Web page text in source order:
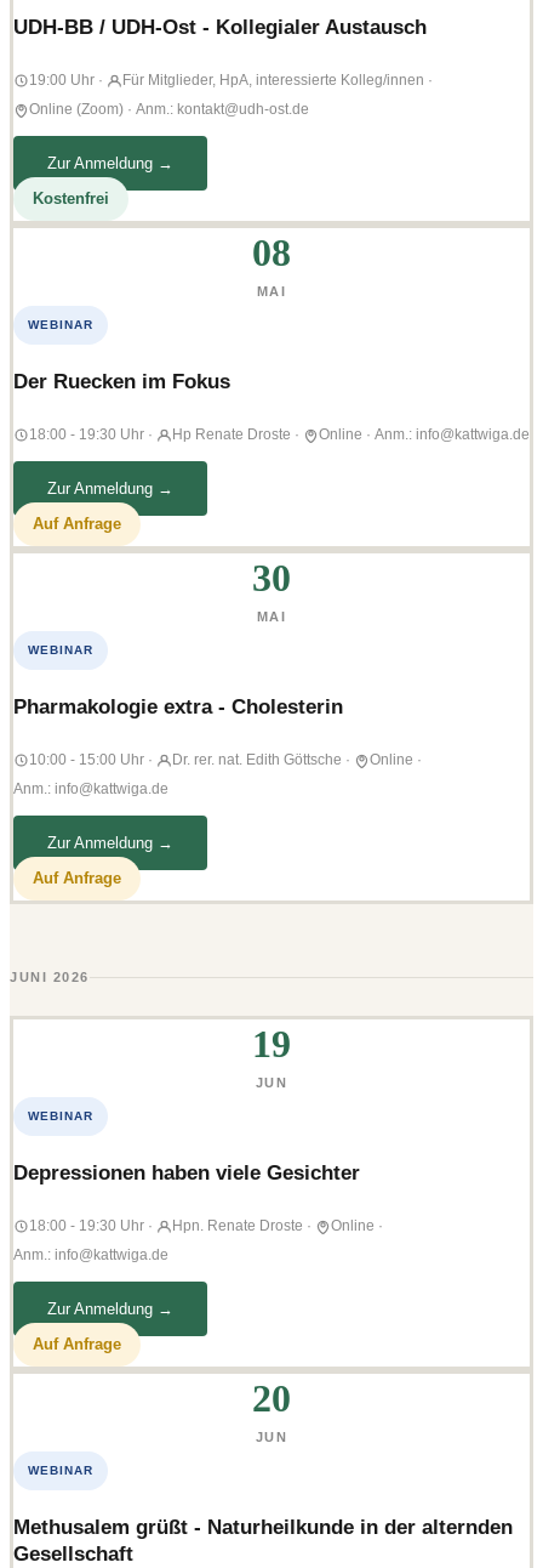
UDH-BB / UDH-Ost - Kollegialer Austausch
19:00 Uhr · Für Mitglieder, HpA, interessierte Kolleg/innen ·
Online (Zoom) · Anm.: kontakt@udh-ost.de
Zur Anmeldung →
Kostenfrei
08
MAI
WEBINAR
Der Ruecken im Fokus
18:00 - 19:30 Uhr · Hp Renate Droste · Online · Anm.: info@kattwiga.de
Zur Anmeldung →
Auf Anfrage
30
MAI
WEBINAR
Pharmakologie extra - Cholesterin
10:00 - 15:00 Uhr · Dr. rer. nat. Edith Göttsche · Online ·
Anm.: info@kattwiga.de
Zur Anmeldung →
Auf Anfrage
JUNI 2026
19
JUN
WEBINAR
Depressionen haben viele Gesichter
18:00 - 19:30 Uhr · Hpn. Renate Droste · Online ·
Anm.: info@kattwiga.de
Zur Anmeldung →
Auf Anfrage
20
JUN
WEBINAR
Methusalem grüßt - Naturheilkunde in der alternden
Gesellschaft